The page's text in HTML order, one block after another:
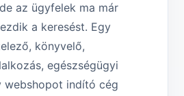
az ügyfelek ma már
a keresést. Egy
könyvelő,
egészségügyi
webshopot indító cég